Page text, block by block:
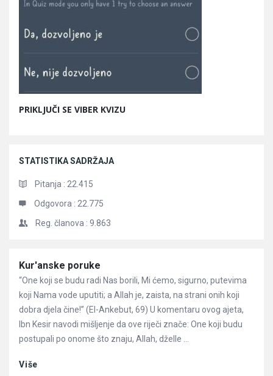
PRIKLJUČI SE VIBER KVIZU
STATISTIKA SADRŽAJA
Pitanja : 22.415
Odgovora : 22.775
Reg. članova : 9.863
Članci
Kur'anske poruke
“One koji se budu radi Nas borili, Mi ćemo, sigurno, putevima
koji Nama vode uputiti; a Allah je, zaista, na strani onih koji
dobra djela čine!” (El-Ankebut, 69) U komentaru ovog ajeta,
Ibn Kesir navodi mišljenje da ove riječi znače: One koji budu
postupali po onome što znaju, Allah, dželle ...
Više